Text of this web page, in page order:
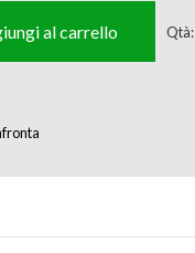
Qtà:
al carrello